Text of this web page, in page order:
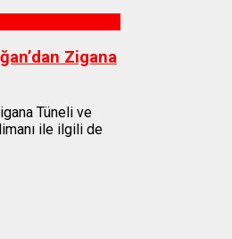
Zigana
Tüneli ve
ile ilgili de